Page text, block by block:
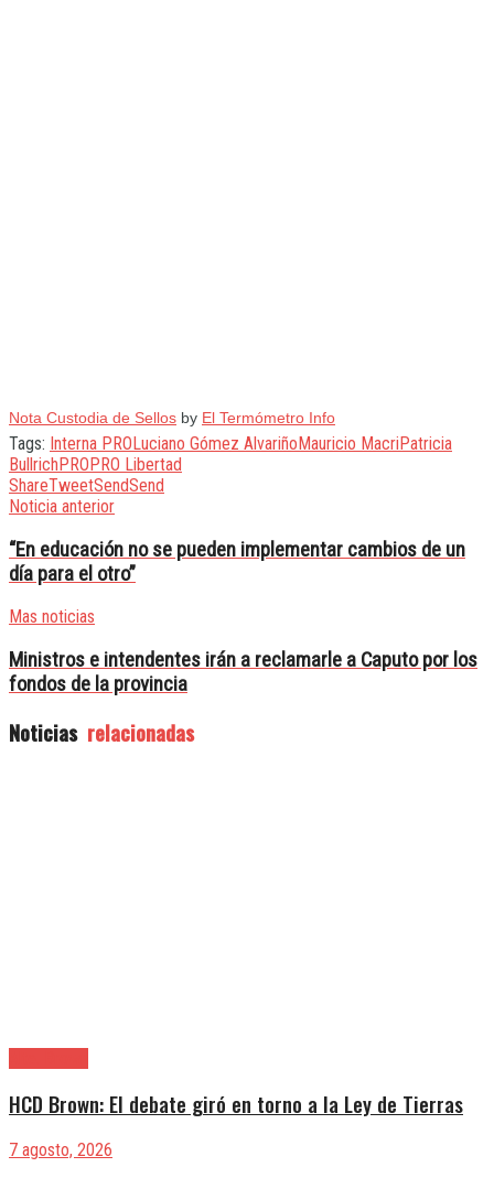
Nota Custodia de Sellos by El Termómetro Info
Tags: Interna PROLuciano Gómez AlvariñoMauricio MacriPatricia
BullrichPROPRO Libertad
ShareTweetSendSend
Noticia anterior
“En educación no se pueden implementar cambios de un
día para el otro”
Mas noticias
Ministros e intendentes irán a reclamarle a Caputo por los
fondos de la provincia
Noticias relacionadas
HCD Brown: El debate giró en torno a la Ley de Tierras
7 agosto, 2026